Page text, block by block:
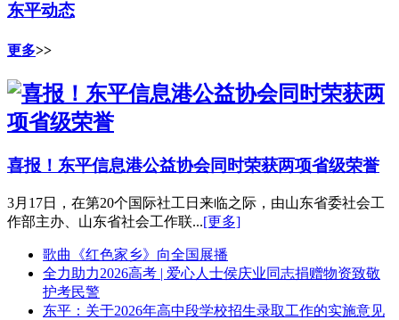
东平动态
更多>>
喜报！东平信息港公益协会同时荣获两项省级荣誉
3月17日，在第20个国际社工日来临之际，由山东省委社会工
作部主办、山东省社会工作联...[更多]
歌曲《红色家乡》向全国展播
全力助力2026高考 | 爱心人士侯庆业同志捐赠物资致敬
护考民警
东平：关于2026年高中段学校招生录取工作的实施意见